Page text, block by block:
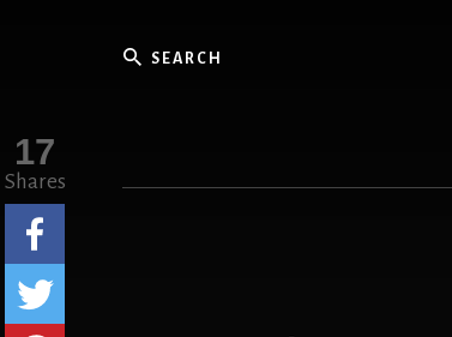
Search
17
Shares